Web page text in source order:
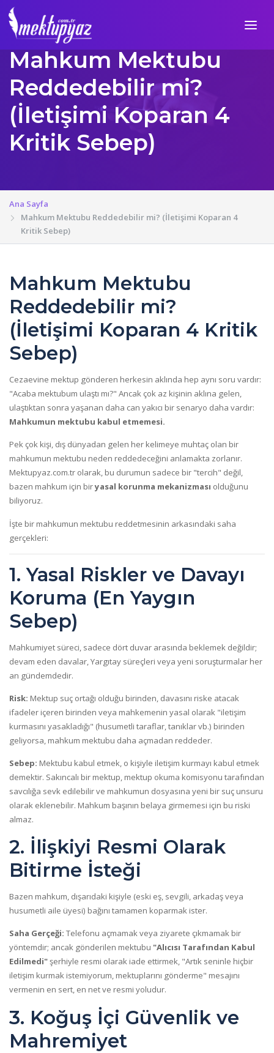
Mahkum Mektubu
Reddedebilir mi?
(İletişimi Koparan 4
Kritik Sebep)
Ana Sayfa
Mahkum Mektubu Reddedebilir mi? (İletişimi Koparan 4
Kritik Sebep)
Mahkum Mektubu
Reddedebilir mi?
(İletişimi Koparan 4 Kritik
Sebep)
Cezaevine mektup gönderen herkesin aklında hep aynı soru vardır:
"Acaba mektubum ulaştı mı?" Ancak çok az kişinin aklına gelen,
ulaştıktan sonra yaşanan daha can yakıcı bir senaryo daha vardır:
Mahkumun mektubu kabul etmemesi.
Pek çok kişi, dış dünyadan gelen her kelimeye muhtaç olan bir
mahkumun mektubu neden reddedeceğini anlamakta zorlanır.
Mektupyaz.com.tr olarak, bu durumun sadece bir "tercih" değil,
bazen mahkum için biryasal korunma mekanizması olduğunu
biliyoruz.
İşte bir mahkumun mektubu reddetmesinin arkasındaki saha
gerçekleri:
1. Yasal Riskler ve Davayı
Koruma (En Yaygın
Sebep)
Mahkumiyet süreci, sadece dört duvar arasında beklemek değildir;
devam eden davalar, Yargıtay süreçleri veya yeni soruşturmalar her
an gündemdedir.
Risk: Mektup suç ortağı olduğu birinden, davasını riske atacak
ifadeler içeren birinden veya mahkemenin yasal olarak "iletişim
kurmasını yasakladığı" (husumetli taraflar, tanıklar vb.) birinden
geliyorsa, mahkum mektubu daha açmadan reddeder.
Sebep: Mektubu kabul etmek, o kişiyle iletişim kurmayı kabul etmek
demektir. Sakıncalı bir mektup, mektup okuma komisyonu tarafından
savcılığa sevk edilebilir ve mahkumun dosyasına yeni bir suç unsuru
olarak eklenebilir. Mahkum başının belaya girmemesi için bu riski
almaz.
2. İlişkiyi Resmi Olarak
Bitirme İsteği
Bazen mahkum, dışarıdaki kişiyle (eski eş, sevgili, arkadaş veya
husumetli aile üyesi) bağını tamamen koparmak ister.
Saha Gerçeği: Telefonu açmamak veya ziyarete çıkmamak bir
yöntemdir; ancak gönderilen mektubu "Alıcısı Tarafından Kabul
Edilmedi"şerhiyle resmi olarak iade ettirmek, "Artık seninle hiçbir
iletişim kurmak istemiyorum, mektuplarını gönderme" mesajını
vermenin en sert, en net ve resmi yoludur.
3. Koğuş İçi Güvenlik ve
Mahremiyet